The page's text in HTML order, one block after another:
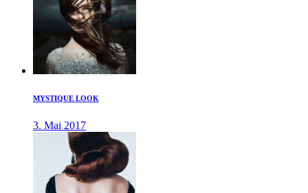
MYSTIQUE LOOK
3. Mai 2017